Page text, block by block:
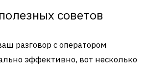
советов
разговор с оператором
эффективно, вот несколько